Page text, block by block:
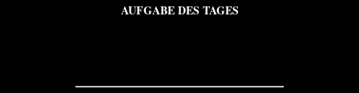
AUFGABE DES TAGES